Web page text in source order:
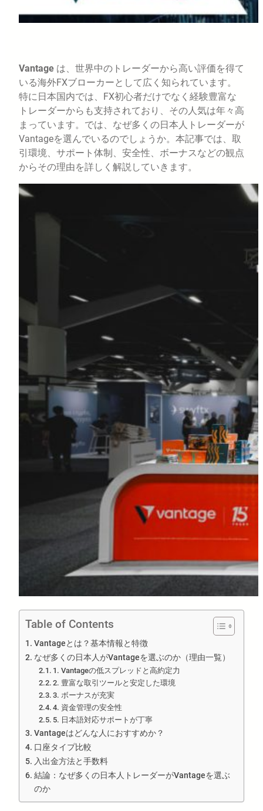
Vantage は、世界中のトレーダーから高い評価を得て
いる海外FXブローカーとして広く知られています。
特に日本国内では、FX初心者だけでなく経験豊富な
トレーダーからも支持されており、その人気は年々高
まっています。では、なぜ多くの日本人トレーダーが
Vantageを選んでいるのでしょうか。本記事では、取
引環境、サポート体制、安全性、ボーナスなどの観点
からその理由を詳しく解説していきます。
Table of Contents
Vantageとは？基本情報と特徴
なぜ多くの日本人がVantageを選ぶのか（理由一覧）
1. Vantageの低スプレッドと高約定力
2. 豊富な取引ツールと安定した環境
3. ボーナスが充実
4. 資金管理の安全性
5. 日本語対応サポートが丁寧
Vantageはどんな人におすすめか？
口座タイプ比較
入出金方法と手数料
結論：なぜ多くの日本人トレーダーがVantageを選ぶ
のか